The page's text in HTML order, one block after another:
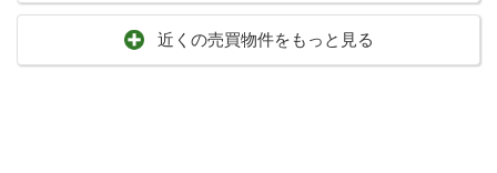
近くの売買物件をもっと見る